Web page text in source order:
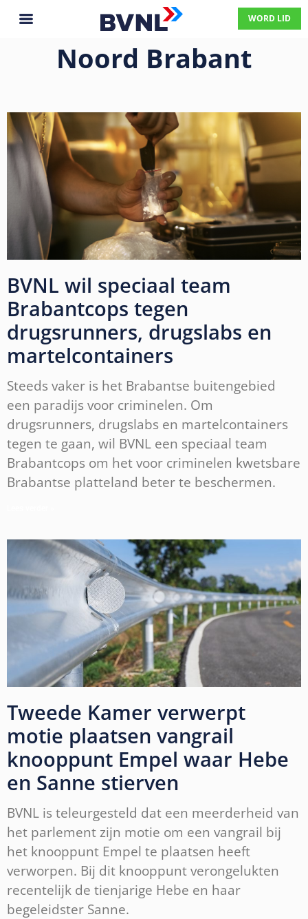
WORD LID
Noord Brabant
BVNL wil speciaal team
Brabantcops tegen
drugsrunners, drugslabs en
martelcontainers
Steeds vaker is het Brabantse buitengebied
een paradijs voor criminelen. Om
drugsrunners, drugslabs en martelcontainers
tegen te gaan, wil BVNL een speciaal team
Brabantcops om het voor criminelen kwetsbare
Brabantse platteland beter te beschermen.
Tweede Kamer verwerpt
motie plaatsen vangrail
knooppunt Empel waar Hebe
en Sanne stierven
BVNL is teleurgesteld dat een meerderheid van
het parlement zijn motie om een vangrail bij
het knooppunt Empel te plaatsen heeft
verworpen. Bij dit knooppunt verongelukten
recentelijk de tienjarige Hebe en haar
begeleidster Sanne.